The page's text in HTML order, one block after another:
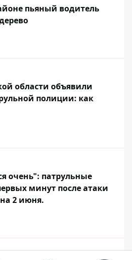
пьяный водитель
области объявили
полиции: как
очень": патрульные
минут после атаки
2 июня.